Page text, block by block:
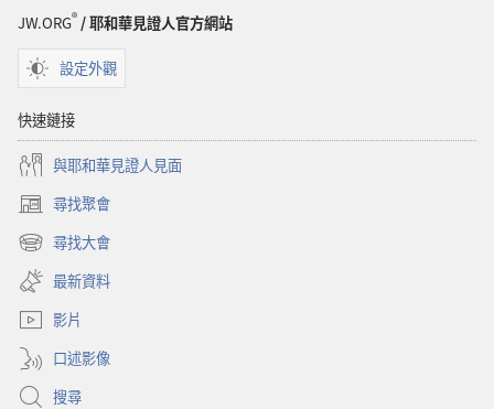
下
JW.ORG® / 耶和華見證人官方網站
設定外觀
快速鏈接
與耶和華見證人見面
尋找聚會
（開
啟
新
視
窗）
尋找大會
（開
啟
新
視
最新資料
影片
口述影像
搜尋